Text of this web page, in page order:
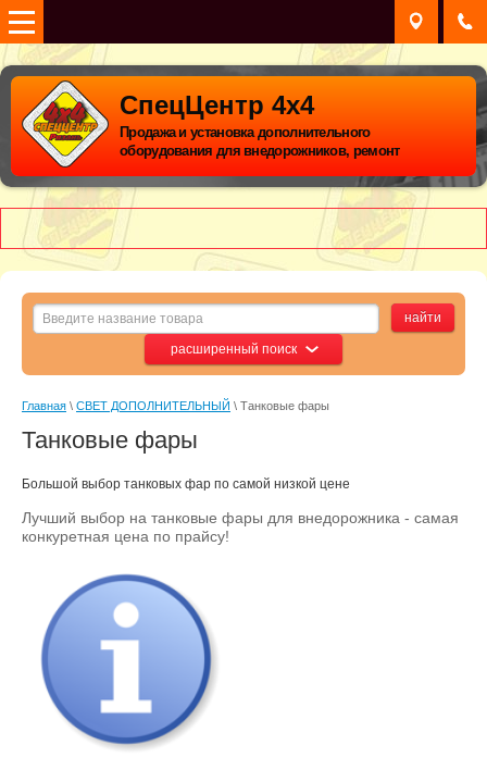
СпецЦентр 4х4
Продажа и установка дополнительного
оборудования для внедорожников, ремонт
расширенный поиск
Главная \ СВЕТ ДОПОЛНИТЕЛЬНЫЙ \ Танковые фары
Танковые фары
Большой выбор танковых фар по самой низкой цене
Лучший выбор на танковые фары для внедорожника - самая
конкуретная цена по прайсу!